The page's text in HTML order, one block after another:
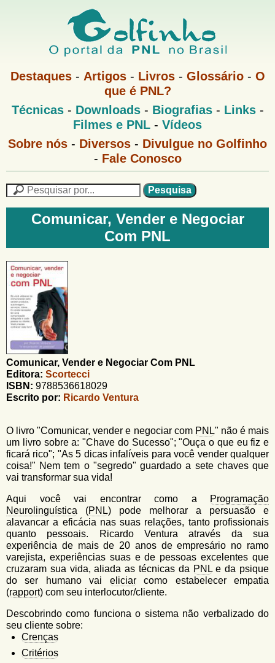
Pular
para
o
principal
G
f
i
n
h
M
u
Destaques- Artigos- Livros- Glossário- O
que é PNL?
M
e
P
Técnicas- Downloads- Biografias- Links-
Filmes e PNL - Vídeos
G
n
e
n
u
Sobre nós - Diversos - Divulgue no Golfinho
- Fale Conosco
F
m
u
á
r
i
o
d
b
u
s
c
a
e
i
s
a
n
o
G
o
i
n
h
o
Comunicar, Vender e Negociar
Com PNL
Comunicar, Vender e Negociar Com PNL
Editora: Scortecci
ISBN: 9788536618029
Escrito por: Ricardo Ventura
O livro "Comunicar, vender e negociar com PNL" não é mais
um livro sobre a: "Chave do Sucesso"; "Ouça o que eu fiz e
ficará rico"; "As 5 dicas infalíveis para você vender qualquer
coisa!" Nem tem o "segredo" guardado a sete chaves que
vai transformar sua vida!
Aqui você vai encontrar como a
Programação
Neurolinguística (PNL) pode melhorar a persuasão e
alavancar a eficácia nas suas relações, tanto profissionais
quanto pessoais. Ricardo Ventura através da sua
experiência de mais de 20 anos de empresário no ramo
varejista, experiências suas e de pessoas excelentes que
cruzaram sua vida, aliada as técnicas da PNLe da psique
do ser humano vai eliciarcomo estabelecer empatia
(rapport) com seu interlocutor/cliente.
Descobrindo como funciona o sistema não verbalizado do
seu cliente sobre:
Crenças
Critérios